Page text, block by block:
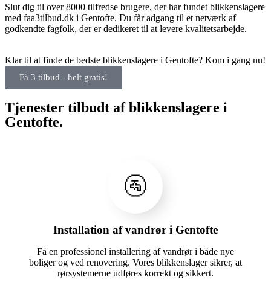
Slut dig til over 8000 tilfredse brugere, der har fundet blikkenslagere
med faa3tilbud.dk i Gentofte. Du får adgang til et netværk af
godkendte fagfolk, der er dedikeret til at levere kvalitetsarbejde.
Klar til at finde de bedste blikkenslagere i Gentofte? Kom i gang nu!
Få 3 tilbud - helt gratis!
Tjenester tilbudt af blikkenslagere i
Gentofte.
🚰
Installation af vandrør i Gentofte
Få en professionel installering af vandrør i både nye
boliger og ved renovering. Vores blikkenslager sikrer, at
rørsystemerne udføres korrekt og sikkert.